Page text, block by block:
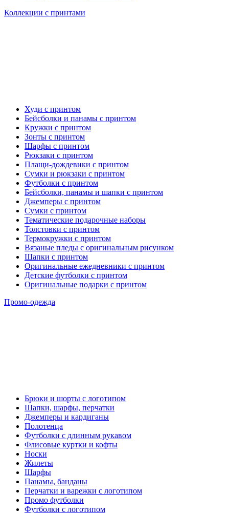
Коллекции с принтами
Худи с принтом
Бейсболки и панамы с принтом
Кружки с принтом
Зонты с принтом
Шарфы с принтом
Рюкзаки с принтом
Плащи-дождевики с принтом
Сумки и рюкзаки с принтом
Футболки с принтом
Бейсболки, панамы и шапки с принтом
Джемперы с принтом
Сумки с принтом
Тематические подарочные наборы
Толстовки с принтом
Термокружки с принтом
Вязаные пледы с оригинальным рисунком
Шапки с принтом
Оригинальные ежедневники с принтом
Детские футболки с принтом
Оригинальные подарки с принтом
Промо-одежда
Брюки и шорты с логотипом
Шапки, шарфы, перчатки
Джемперы и кардиганы
Полотенца
Футболки с длинным рукавом
Флисовые куртки и кофты
Носки
Жилеты
Шарфы
Панамы, банданы
Перчатки и варежки с логотипом
Промо футболки
Футболки с логотипом